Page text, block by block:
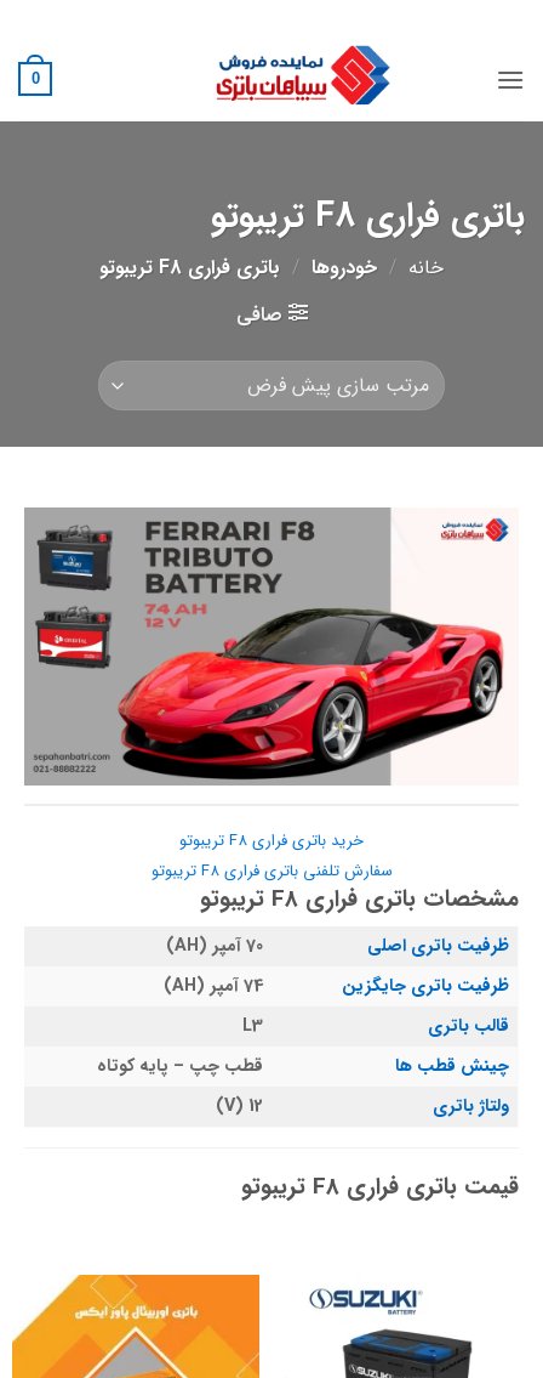
content
0
باتری فراری F8 تریبوتو
خانه / خودروها / باتری فراری F8 تریبوتو
صافی
خرید باتری فراری F8 تریبوتو
سفارش تلفنی باتری فراری F8 تریبوتو
مشخصات باتری فراری F8 تریبوتو
ظرفیت باتری اصلی
70 آمپر (AH)
ظرفیت باتری جایگزین
74 آمپر (AH)
قالب باتری
L3
چینش قطب ها
قطب چپ – پایه کوتاه
ولتاژ باتری
12 (V)
قیمت باتری فراری F8 تریبوتو